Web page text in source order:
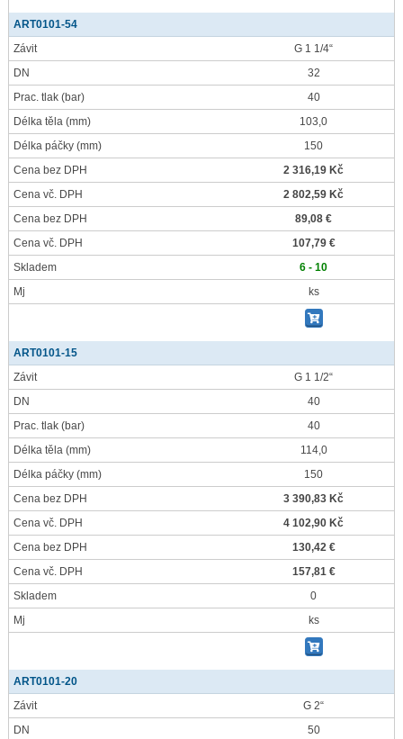
ART0101-54
Závit
G 1 1/4“
DN
32
Prac. tlak (bar)
40
Délka těla (mm)
103,0
Délka páčky (mm)
150
Cena bez DPH
2 316,19 Kč
Cena vč. DPH
2 802,59 Kč
Cena bez DPH
89,08 €
Cena vč. DPH
107,79 €
Skladem
6 - 10
Mj
ks
ART0101-15
Závit
G 1 1/2“
DN
40
Prac. tlak (bar)
40
Délka těla (mm)
114,0
Délka páčky (mm)
150
Cena bez DPH
3 390,83 Kč
Cena vč. DPH
4 102,90 Kč
Cena bez DPH
130,42 €
Cena vč. DPH
157,81 €
Skladem
0
Mj
ks
ART0101-20
Závit
G 2“
DN
50